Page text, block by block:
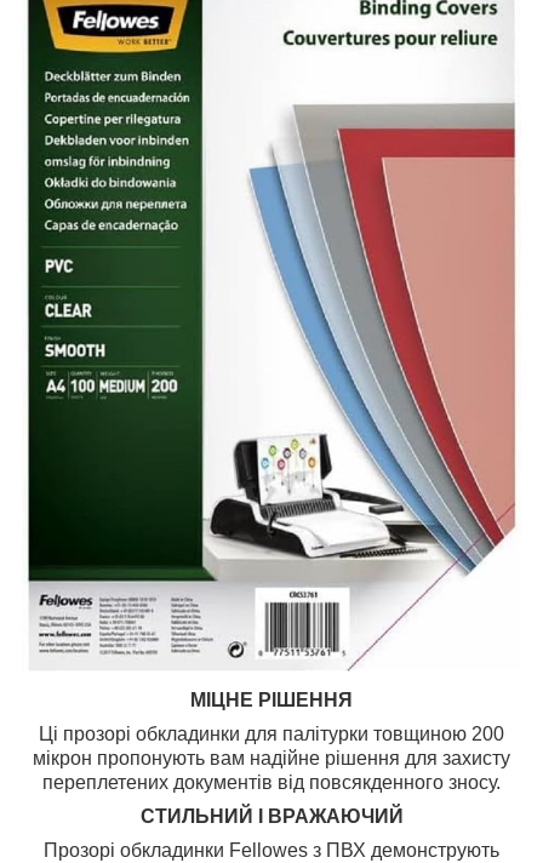
МІЦНЕ РІШЕННЯ
Ці прозорі обкладинки для палітурки товщиною 200
мікрон пропонують вам надійне рішення для захисту
переплетених документів від повсякденного зносу.
СТИЛЬНИЙ І ВРАЖАЮЧИЙ
Прозорі обкладинки Fellowes з ПВХ демонструють